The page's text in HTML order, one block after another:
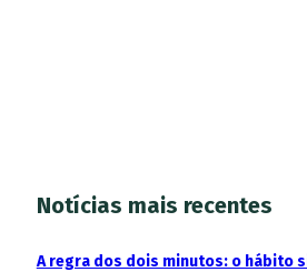
Notícias mais recentes
A regra dos dois minutos: o hábito